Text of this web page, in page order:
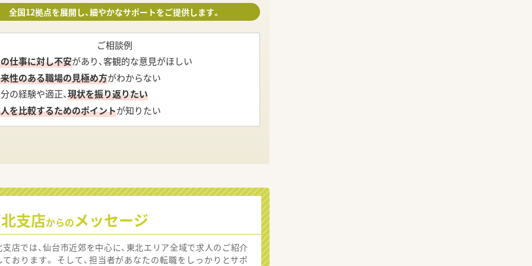
全国12拠点を展開し、細やかなサポートをご提供します。
ご相談例
仕事に対し不安があり、客観的な意見がほしい
性のある職場の見極め方がわからない
の経験や適正、現状を振り返りたい
を比較するためのポイントが知りたい
支店からのメッセージ
支店では、仙台市近郊を中心に、東北エリア全域で求人のご紹介
ております。 そして、担当者があなたの転職をしっかりとサポ